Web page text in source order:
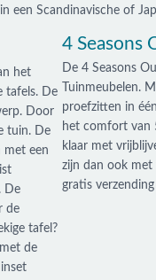
een Scandinavische of
het
tafels. De
Door
tuin. De
met een
De
de
tafel?
de
4 Seasons
De 4 Seasons
Tuinmeubelen.
proefzitten in
het comfort van
klaar met
zijn dan ook
gratis